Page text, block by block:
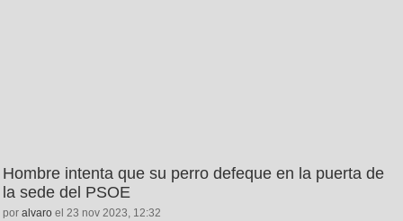
Hombre intenta que su perro defeque en la puerta de
la sede del PSOE
por alvaro el 23 nov 2023, 12:32